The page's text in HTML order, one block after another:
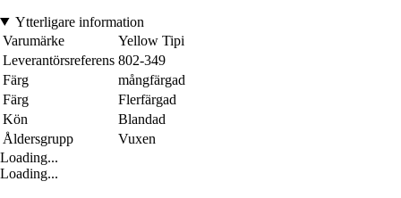
Ytterligare information
Varumärke
Yellow Tipi
Leverantörsreferens 802-349
Färg
mångfärgad
Färg
Flerfärgad
Kön
Blandad
Åldersgrupp
Vuxen
Loading...
Loading...